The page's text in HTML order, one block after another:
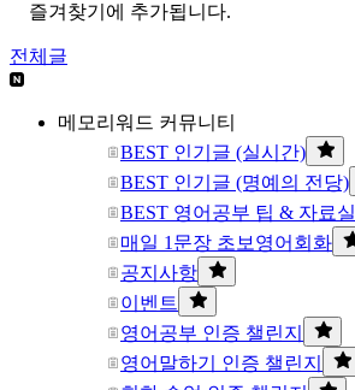
즐겨찾기에 추가됩니다.
전체글
메모리워드 커뮤니티
BEST 인기글 (실시간)
BEST 인기글 (명예의 전당)
BEST 영어공부 팁 & 자료실
매일 1문장 초보영어회화
공지사항
이벤트
영어공부 인증 챌린지
영어말하기 인증 챌린지